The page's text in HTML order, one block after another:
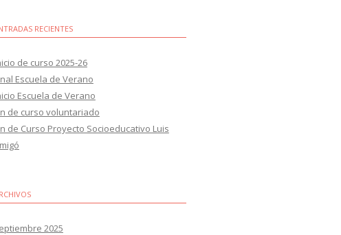
RECIENTES
de curso 2025-26
Escuela de Verano
Escuela de Verano
de curso voluntariado
de Curso Proyecto Socioeducativo Luis
2025